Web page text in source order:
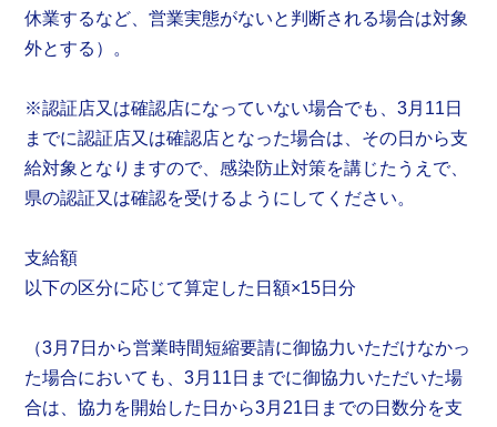
休業するなど、営業実態がないと判断される場合は対象
外とする）。
※認証店又は確認店になっていない場合でも、3月11日
までに認証店又は確認店となった場合は、その日から支
給対象となりますので、感染防止対策を講じたうえで、
県の認証又は確認を受けるようにしてください。
支給額
以下の区分に応じて算定した日額×15日分
（3月7日から営業時間短縮要請に御協力いただけなかっ
た場合においても、3月11日までに御協力いただいた場
合は、協力を開始した日から3月21日までの日数分を支